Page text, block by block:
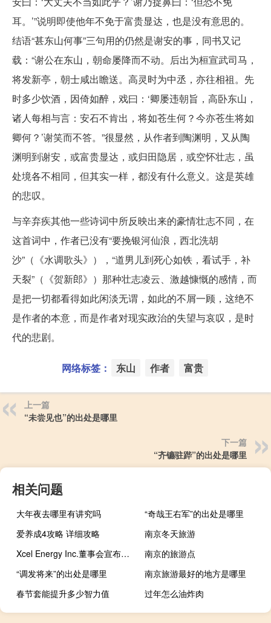
耳。’”说明即使他年不免于富贵显达，也是没有意思的。
结语“甚东山何事”三句用的仍然是谢安的事，同书又记
载：“谢公在东山，朝命屡降而不动。后出为桓宣武司马，
将发新亭，朝士咸出瞻送。高灵时为中丞，亦往相祖。先
时多少饮酒，因倚如醉，戏曰：‘卿屡违朝旨，高卧东山，
诸人每相与言：安石不肯出，将如苍生何？今亦苍生将如
卿何？’谢笑而不答。”很显然，从作者到陶渊明，又从陶
渊明到谢安，或富贵显达，或归田隐居，或空怀壮志，虽
处境各不相同，但其实一样，都没有什么意义。这是英雄
的悲叹。
与辛弃疾其他一些诗词中所反映出来的豪情壮志不同，在
这首词中，作者已没有“要挽银河仙浪，西北洗胡
沙”（《水调歌头》），“道男儿到死心如铁，看试手，补
天裂”（《贺新郎》）那种壮志凌云、激越慷慨的感情，而
是把一切都看得如此闲淡无谓，如此的不屑一顾，这绝不
是作者的本意，而是作者对现实政治的失望与哀叹，是时
代的悲剧。
网络标签： 东山 作者 富贵
上一篇
“未尝见也”的出处是哪里
下一篇
“齐镳驻跸”的出处是哪里
相关问题
大年夜去哪里有讲究吗
“奇哉王右军”的出处是哪里
爱养成4攻略 详细攻略
南京冬天旅游
Xcel Energy Inc.董事会宣布普通股股利
南京的旅游点
“调发将来”的出处是哪里
南京旅游最好的地方是哪里
春节套能提升多少智力值
过年怎么油炸肉